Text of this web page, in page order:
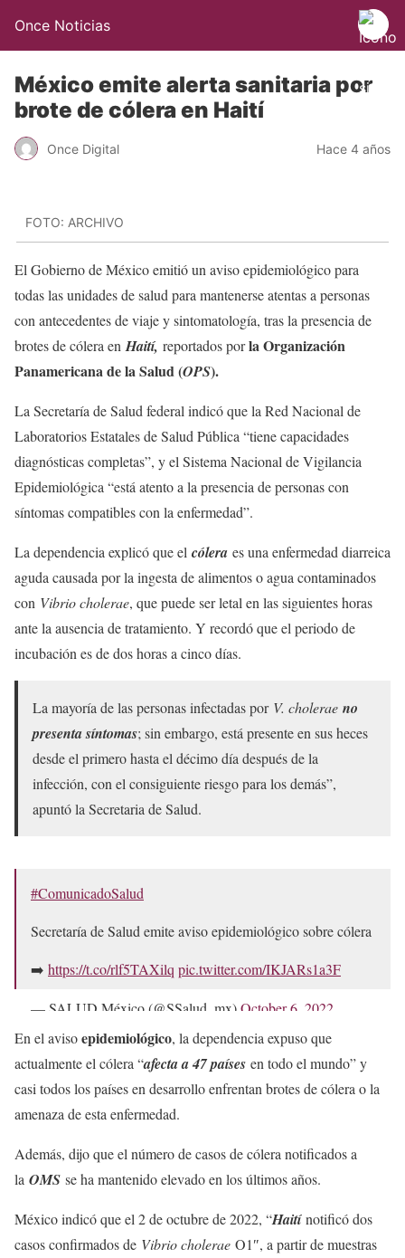
Once Noticias
México emite alerta sanitaria por
brote de cólera en Haití
Once Digital Hace 4 años
FOTO: ARCHIVO
El Gobierno de México emitió un aviso epidemiológico para
todas las unidades de salud para mantenerse atentas a personas
con antecedentes de viaje y sintomatología, tras la presencia de
brotes de cólera en Haití, reportados porla Organización
Panamericana de la Salud (OPS).
La Secretaría de Salud federal indicó que la Red Nacional de
Laboratorios Estatales de Salud Pública “tiene capacidades
diagnósticas completas”, y el Sistema Nacional de Vigilancia
Epidemiológica “está atento a la presencia de personas con
síntomas compatibles con la enfermedad”.
La dependencia explicó que el cólera es una enfermedad diarreica
aguda causada por la ingesta de alimentos o agua contaminados
con Vibrio cholerae, que puede ser letal en las siguientes horas
ante la ausencia de tratamiento. Y recordó que el periodo de
incubación es de dos horas a cinco días.
La mayoría de las personas infectadas por V. cholerae no
presenta síntomas; sin embargo, está presente en sus heces
desde el primero hasta el décimo día después de la
infección, con el consiguiente riesgo para los demás”,
apuntó la Secretaria de Salud.
#ComunicadoSalud
Secretaría de Salud emite aviso epidemiológico sobre cólera
➡️ https://t.co/rlf5TAXilq pic.twitter.com/IKJARs1a3F
— SALUD México (@SSalud_mx)October 6, 2022
En el avisoepidemiológico, la dependencia expuso que
actualmente el cólera “afecta a 47 países en todo el mundo” y
casi todos los países en desarrollo enfrentan brotes de cólera o la
amenaza de esta enfermedad.
Además, dijo que el número de casos de cólera notificados a
la OMS se ha mantenido elevado en los últimos años.
México indicó que el 2 de octubre de 2022, “Haitínotificó dos
casos confirmados de Vibrio cholerae O1″, a partir de muestras